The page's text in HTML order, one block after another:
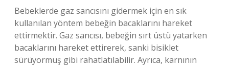
Bebeklerde gaz sancısını gidermek için en sık
kullanılan yöntem bebeğin bacaklarını hareket
ettirmektir. Gaz sancısı, bebeğin sırt üstü yatarken
bacaklarını hareket ettirerek, sanki bisiklet
sürüyormuş gibi rahatlatılabilir. Ayrıca, karnının